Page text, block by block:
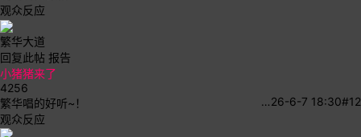
观众反应
繁华大道
回复此帖 报告
小猪猪来了
4256
#12
26-6-7 18:30
…
繁华唱的好听~！
观众反应